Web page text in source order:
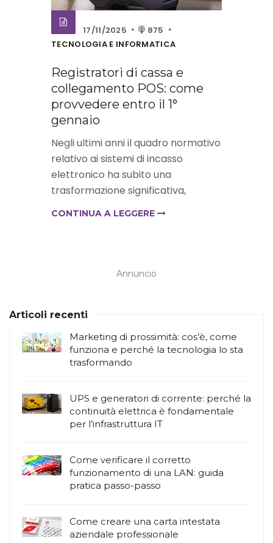
17/11/2025
875
TECNOLOGIA E INFORMATICA
Registratori di cassa e
collegamento POS: come
provvedere entro il 1°
gennaio
Negli ultimi anni il quadro normativo
relativo ai sistemi di incasso
elettronico ha subito una
trasformazione significativa,
CONTINUA A LEGGERE
Annuncio
Articoli recenti
Marketing di prossimità: cos’è, come
funziona e perché la tecnologia lo sta
trasformando
UPS e generatori di corrente: perché la
continuità elettrica è fondamentale
per l’infrastruttura IT
Come verificare il corretto
funzionamento di una LAN: guida
pratica passo-passo
Come creare una carta intestata
aziendale professionale